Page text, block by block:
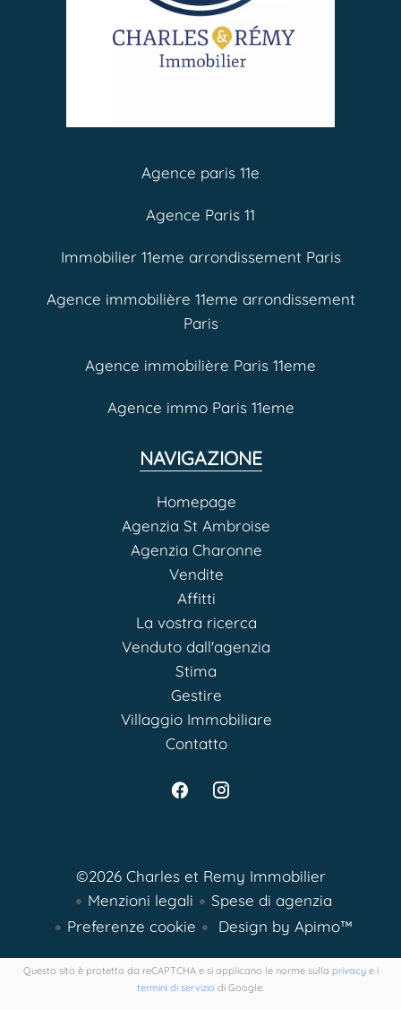
Agence paris 11e
Agence Paris 11
Immobilier 11eme arrondissement Paris
Agence immobilière 11eme arrondissement
Paris
Agence immobilière Paris 11eme
Agence immo Paris 11eme
NAVIGAZIONE
Homepage
Agenzia St Ambroise
Agenzia Charonne
Vendite
Affitti
La vostra ricerca
Venduto dall'agenzia
Stima
Gestire
Villaggio Immobiliare
Contatto
©2026 Charles et Remy Immobilier
Menzioni legali
Spese di agenzia
Preferenze cookie
Design by Apimo™
Questo sito è protetto da reCAPTCHA e si applicano le norme sulla privacye i
termini di servizio di Google.